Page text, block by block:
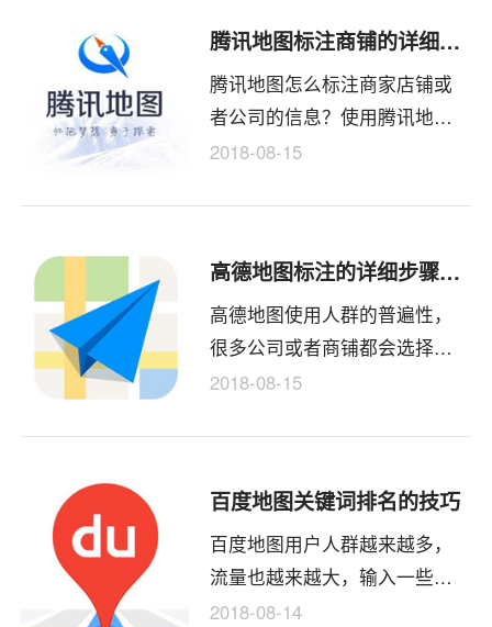
图免费标注认领您的店铺，自
主管理您的详情页面，丰富营
业信息，让客户全方位了解您
并找到您。
腾讯地图标注商铺的详细步骤，附图文教程
腾讯地图怎么标注商家店铺或
者公司的信息？使用腾讯地图
搜索公司的时候发现没有任何
到公司，想要给公司的位置添
我们就来看看腾讯地图标注商
铺的详细步骤，附图文教程。
2018-08-15
高德地图标注的详细步骤，附图文教程
高德地图使用人群的普遍性，
很多公司或者商铺都会选择在
高德地图上标注自己的地点，
称，二是可以方便客户导航到
客公司就高德地图为例来解答
一下高德地图标注的详细步
骤，再附图文教程，希望给你
带来帮助。
2018-08-15
百度地图关键词排名的技巧
百度地图用户人群越来越多，
流量也越来越大，输入一些关
键词，能在百度地图上获取好
2018-08-14